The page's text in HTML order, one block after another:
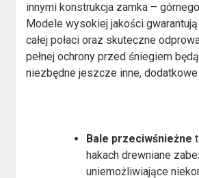
innymi konstrukcja zamka –
Modele wysokiej jakości
całej połaci oraz skuteczne
pełnej ochrony przed śniegiem
niezbędne jeszcze inne,
Bale przeciwśnieżne
hakach drewniane
uniemożliwiające